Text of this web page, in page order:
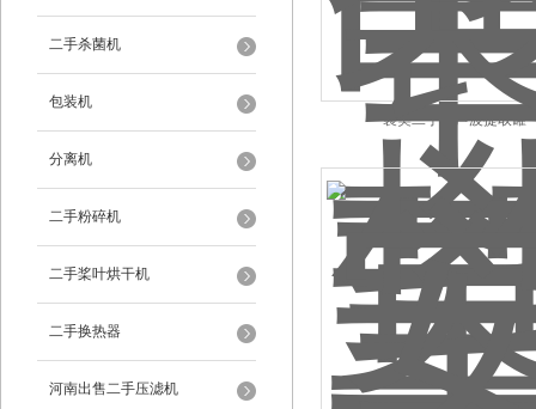
二手杀菌机
包装机
分离机
二手粉碎机
二手桨叶烘干机
二手换热器
河南出售二手压滤机
襄樊二手超声波提取罐